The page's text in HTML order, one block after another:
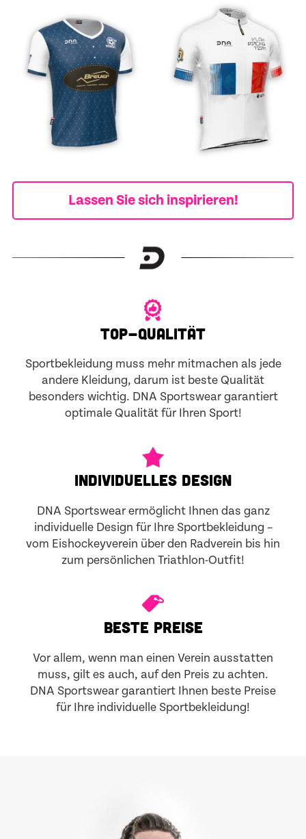
Lassen Sie sich inspirieren!
TOP-QUALITÄT
Sportbekleidung muss mehr mitmachen als jede
andere Kleidung, darum ist beste Qualität
besonders wichtig. DNA Sportswear garantiert
optimale Qualität für Ihren Sport!
INDIVIDUELLES DESIGN
DNA Sportswear ermöglicht Ihnen das ganz
individuelle Design für Ihre Sportbekleidung –
vom Eishockeyverein über den Radverein bis hin
zum persönlichen Triathlon-Outfit!
BESTE PREISE
Vor allem, wenn man einen Verein ausstatten
muss, gilt es auch, auf den Preis zu achten.
DNA Sportswear garantiert Ihnen beste Preise
für Ihre individuelle Sportbekleidung!